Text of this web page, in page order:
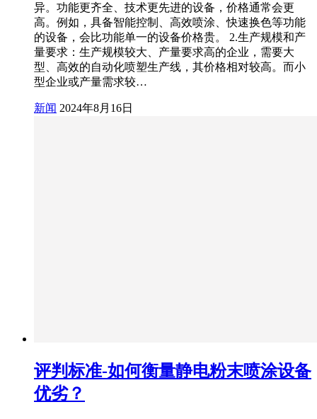
异。功能更齐全、技术更先进的设备，价格通常会更
高。例如，具备智能控制、高效喷涂、快速换色等功能
的设备，会比功能单一的设备价格贵。 2.生产规模和产
量要求：生产规模较大、产量要求高的企业，需要大
型、高效的自动化喷塑生产线，其价格相对较高。而小
型企业或产量需求较…
新闻 2024年8月16日
评判标准-如何衡量静电粉末喷涂设备
优劣？